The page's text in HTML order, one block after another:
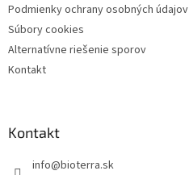
u
Podmienky ochrany osobných údajov
Súbory cookies
Alternatívne riešenie sporov
Kontakt
Kontakt
info@bioterra.sk